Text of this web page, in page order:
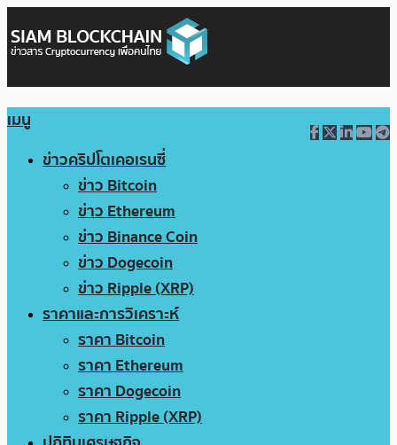
เมนู
ข่าวคริปโตเคอเรนซี่
ข่าว Bitcoin
ข่าว Ethereum
ข่าว Binance Coin
ข่าว Dogecoin
ข่าว Ripple (XRP)
ราคาและการวิเคราะห์
ราคา Bitcoin
ราคา Ethereum
ราคา Dogecoin
ราคา Ripple (XRP)